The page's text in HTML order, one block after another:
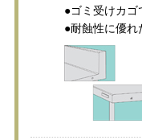
●ゴミ受けカゴ
●耐蝕性に優れ